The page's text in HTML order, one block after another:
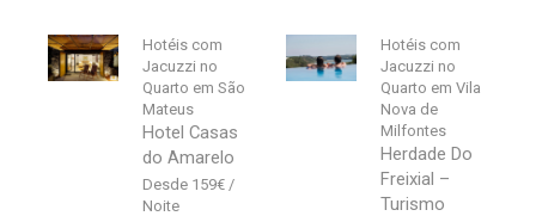
Hotéis com
Jacuzzi no
Quarto em São
Mateus
Hotel Casas
do Amarelo
159€
Hotéis com
Jacuzzi no
Quarto em Vila
Nova de
Milfontes
Herdade Do
Freixial –
Turismo